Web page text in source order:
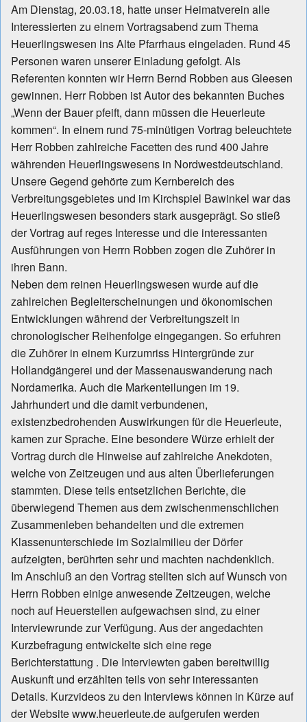
Am Dienstag, 20.03.18, hatte unser Heimatverein alle
Interessierten zu einem Vortragsabend zum Thema
Heuerlingswesen ins Alte Pfarrhaus eingeladen. Rund 45
Personen waren unserer Einladung gefolgt. Als
Referenten konnten wir Herrn Bernd Robben aus Gleesen
gewinnen. Herr Robben ist Autor des bekannten Buches
„Wenn der Bauer pfeift, dann müssen die Heuerleute
kommen“. In einem rund 75-minütigen Vortrag beleuchtete
Herr Robben zahlreiche Facetten des rund 400 Jahre
währenden Heuerlingswesens in Nordwestdeutschland.
Unsere Gegend gehörte zum Kernbereich des
Verbreitungsgebietes und im Kirchspiel Bawinkel war das
Heuerlingswesen besonders stark ausgeprägt. So stieß
der Vortrag auf reges Interesse und die interessanten
Ausführungen von Herrn Robben zogen die Zuhörer in
ihren Bann.
Neben dem reinen Heuerlingswesen wurde auf die
zahlreichen Begleiterscheinungen und ökonomischen
Entwicklungen während der Verbreitungszeit in
chronologischer Reihenfolge eingegangen. So erfuhren
die Zuhörer in einem Kurzumriss Hintergründe zur
Hollandgängerei und der Massenauswanderung nach
Nordamerika. Auch die Markenteilungen im 19.
Jahrhundert und die damit verbundenen,
existenzbedrohenden Auswirkungen für die Heuerleute,
kamen zur Sprache. Eine besondere Würze erhielt der
Vortrag durch die Hinweise auf zahlreiche Anekdoten,
welche von Zeitzeugen und aus alten Überlieferungen
stammten. Diese teils entsetzlichen Berichte, die
überwiegend Themen aus dem zwischenmenschlichen
Zusammenleben behandelten und die extremen
Klassenunterschiede im Sozialmilieu der Dörfer
aufzeigten, berührten sehr und machten nachdenklich.
Im Anschluß an den Vortrag stellten sich auf Wunsch von
Herrn Robben einige anwesende Zeitzeugen, welche
noch auf Heuerstellen aufgewachsen sind, zu einer
Interviewrunde zur Verfügung. Aus der angedachten
Kurzbefragung entwickelte sich eine rege
Berichterstattung . Die Interviewten gaben bereitwillig
Auskunft und erzählten teils von sehr interessanten
Details. Kurzvideos zu den Interviews können in Kürze auf
der Website www.heuerleute.de aufgerufen werden